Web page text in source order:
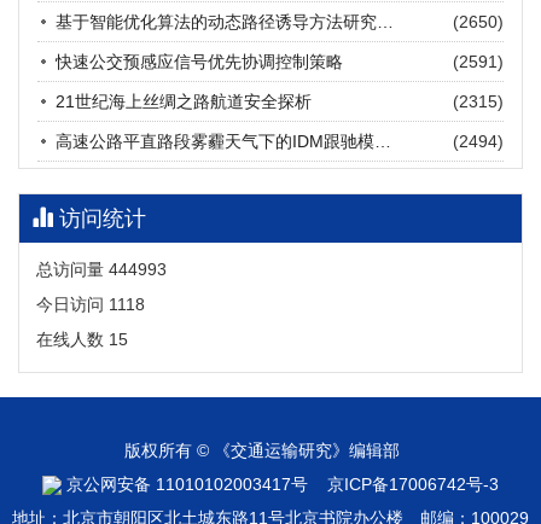
2026, 12(3): 202-216.https://doi.org/10.16503/j.cnki.2095-
9931.2026.03.016
摘要 (23) HTML(22)
(2650)
快速公交预感应信号优先协调控制策略 (2591)
21世纪海上丝绸之路航道安全探析 (2315)
(2494)
访问统计
总访问量 444993
今日访问 1118
在线人数 15
版权所有 © 《交通运输研究》编辑部
京公网安备 11010102003417号
京ICP备17006742号-3
地址：北京市朝阳区北土城东路11号北京书院办公楼 邮编：100029